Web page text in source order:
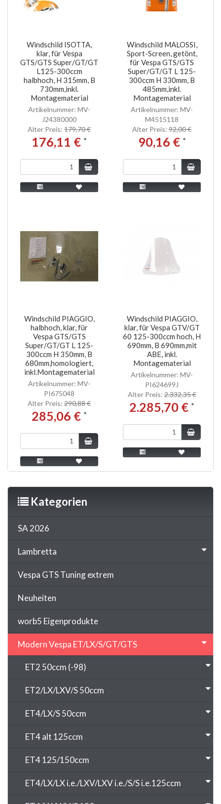
Windschild ISOTTA,
klar, für Vespa
GTS/GTS Super/GT/GT
L125-300ccm
halbhoch, H 315mm, B
730mm,inkl.
Montagematerial
Artikelnummer: MV-
J24380000
Alter Preis: 179,70 €
176,11 € *
Windschild MALOSSI,
Sport-Screen, getönt,
für Vespa GTS/GTS
Super/GT/GT L 125-
300ccm H 330mm, B
485mm,inkl.
Montagematerial
Artikelnummer: MV-
M4515118
Alter Preis: 92,00 €
90,16 € *
Windschild PIAGGIO,
halbhoch, klar, für
Vespa GTS/GTS
Super/GT/GT L 125-
300ccm H 350mm, B
680mm,homologiert,
inkl.Montagematerial
Artikelnummer: MV-
PI675048
Alter Preis: 290,88 €
285,06 € *
Windschild PIAGGIO,
klar, für Vespa GTV/GT
60 125-300ccm hoch, H
690mm, B 690mm,mit
ABE, inkl.
Montagematerial
Artikelnummer: MV-
PI624699J
Alter Preis:2.332,35 €
2.285,70 € *
Kategorien
SA 2026
Lambretta
Vespa GTS Tuning extrem
Neuheiten
worb5 Eigenprodukte
Modern Vespa ET/LX/S/GT/GTS
ET2 50ccm (-98)
ET2/LX/LXV/S 50ccm
ET4/LX/S 50ccm
ET4 alt 125ccm
ET4 125/150ccm
ET4/LX/LX i.e./LXV/LXV i.e./S/S i.e.125ccm